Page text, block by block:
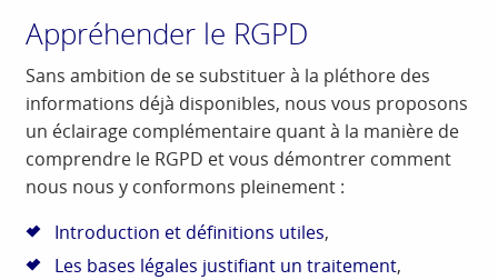
Appréhender le RGPD
Sans ambition de se substituer à la pléthore des
informations déjà disponibles, nous vous proposons
un éclairage complémentaire quant à la manière de
comprendre le RGPD et vous démontrer comment
nous nous y conformons pleinement :
Introduction et définitions utiles,
Les bases légales justifiant un traitement,